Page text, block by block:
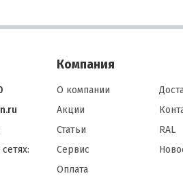
Компания
О компании
Акции
Статьи
Сервис
Оплата
RAL